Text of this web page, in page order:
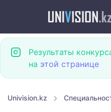
Результаты
на этой странице
Univision.kz